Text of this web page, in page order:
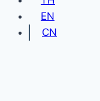
EN
CN